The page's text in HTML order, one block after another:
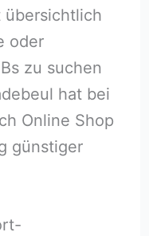
übersichtlich
oder
zu suchen
hat bei
Online Shop
günstiger